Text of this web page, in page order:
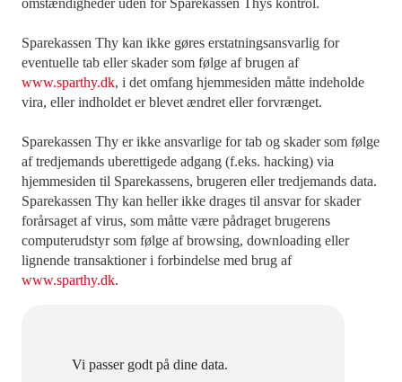
Sparekassen Thy kan ikke gøres erstatningsansvarlig for
eventuelle tab eller skader som følge af brugen af
www.sparthy.dk, i det omfang hjemmesiden måtte indeholde
vira, eller indholdet er blevet ændret eller forvrænget.
Sparekassen Thy er ikke ansvarlige for tab og skader som følge
af tredjemands uberettigede adgang (f.eks. hacking) via
hjemmesiden til Sparekassens, brugeren eller tredjemands data.
Sparekassen Thy kan heller ikke drages til ansvar for skader
forårsaget af virus, som måtte være pådraget brugerens
computerudstyr som følge af browsing, downloading eller
lignende transaktioner i forbindelse med brug af
www.sparthy.dk.
Vi passer godt på dine data.